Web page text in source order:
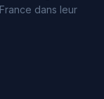
dans leur